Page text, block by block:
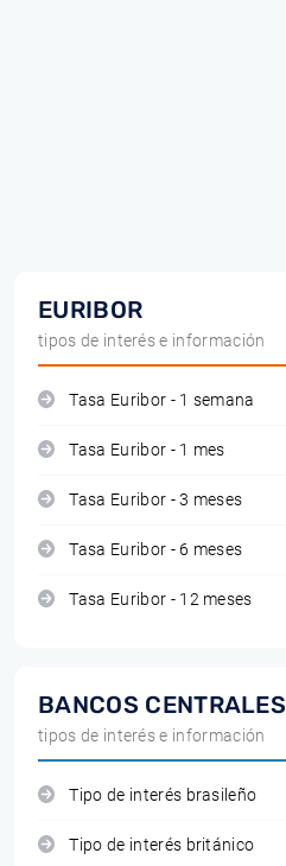
EURIBOR
tipos de interés e información
Tasa Euribor - 1 semana
Tasa Euribor - 1 mes
Tasa Euribor - 3 meses
Tasa Euribor - 6 meses
Tasa Euribor - 12 meses
BANCOS CENTRALES
tipos de interés e información
Tipo de interés brasileño
Tipo de interés británico